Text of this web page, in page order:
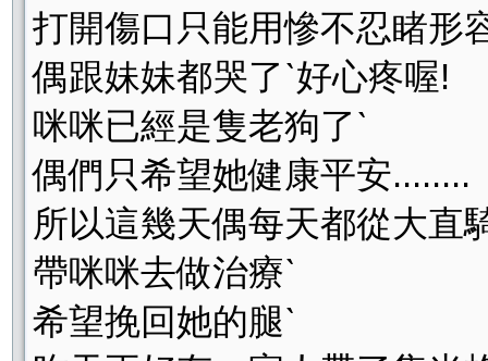
打開傷口只能用慘不忍睹形
偶跟妹妹都哭了ˋ好心疼喔!
咪咪已經是隻老狗了ˋ
偶們只希望她健康平安........
所以這幾天偶每天都從大直
帶咪咪去做治療ˋ
希望挽回她的腿ˋ